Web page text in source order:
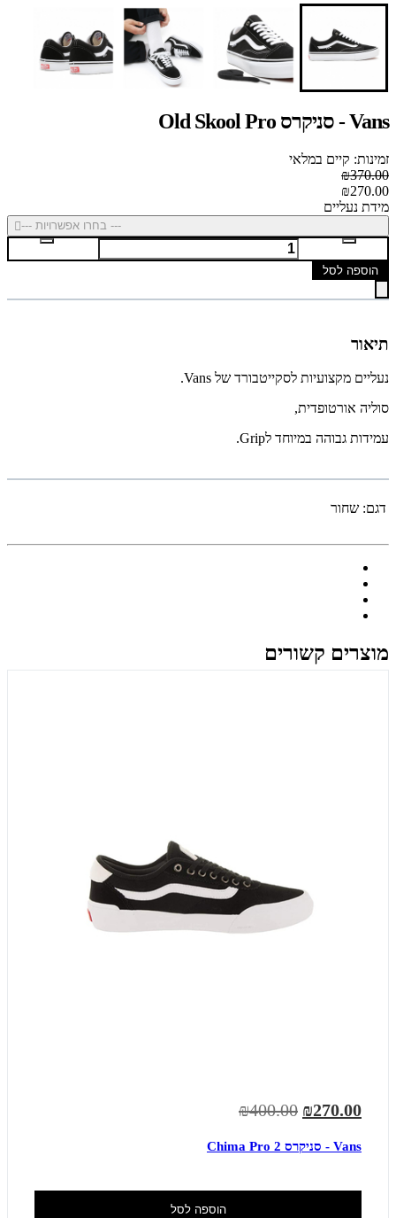
Vans - סניקרס Old Skool Pro
זמינות: קיים במלאי
₪370.00
₪270.00
מידת נעליים
--- בחרו אפשרויות ---
הוספה לסל
תיאור
נעליים מקצועיות לסקייטבורד של Vans.
סוליה אורטופדית,
עמידות גבוהה במיוחד לGrip.
דגם: שחור
מוצרים קשורים
₪270.00
₪400.00
Vans - סניקרס Chima Pro 2
הוספה לסל